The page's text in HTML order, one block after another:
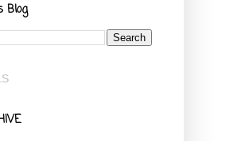
Blog